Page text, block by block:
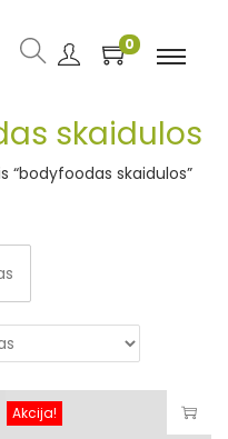
0
skaidulos
“bodyfoodas skaidulos”
Akcija!